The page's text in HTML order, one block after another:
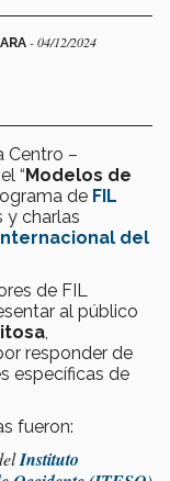
- 04/12/2024
Centro –
“Modelos de
de FIL
y charlas
del
de FIL
al público
responder de
específicas de
fueron:
Instituto